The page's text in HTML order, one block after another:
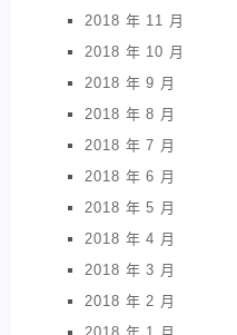
2018 年 11 月
2018 年 10 月
2018 年 9 月
2018 年 8 月
2018 年 7 月
2018 年 6 月
2018 年 5 月
2018 年 4 月
2018 年 3 月
2018 年 2 月